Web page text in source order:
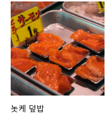
놋케 덮밥